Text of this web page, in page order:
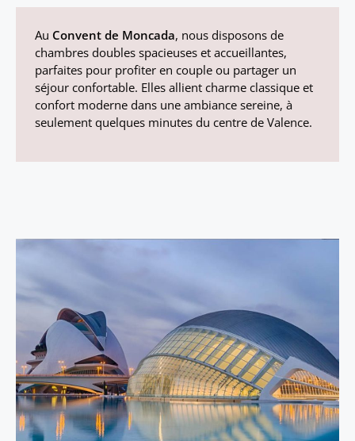
Au Convent de Moncada, nous disposons de
chambres doubles spacieuses et accueillantes,
parfaites pour profiter en couple ou partager un
séjour confortable. Elles allient charme classique et
confort moderne dans une ambiance sereine, à
seulement quelques minutes du centre de Valence.